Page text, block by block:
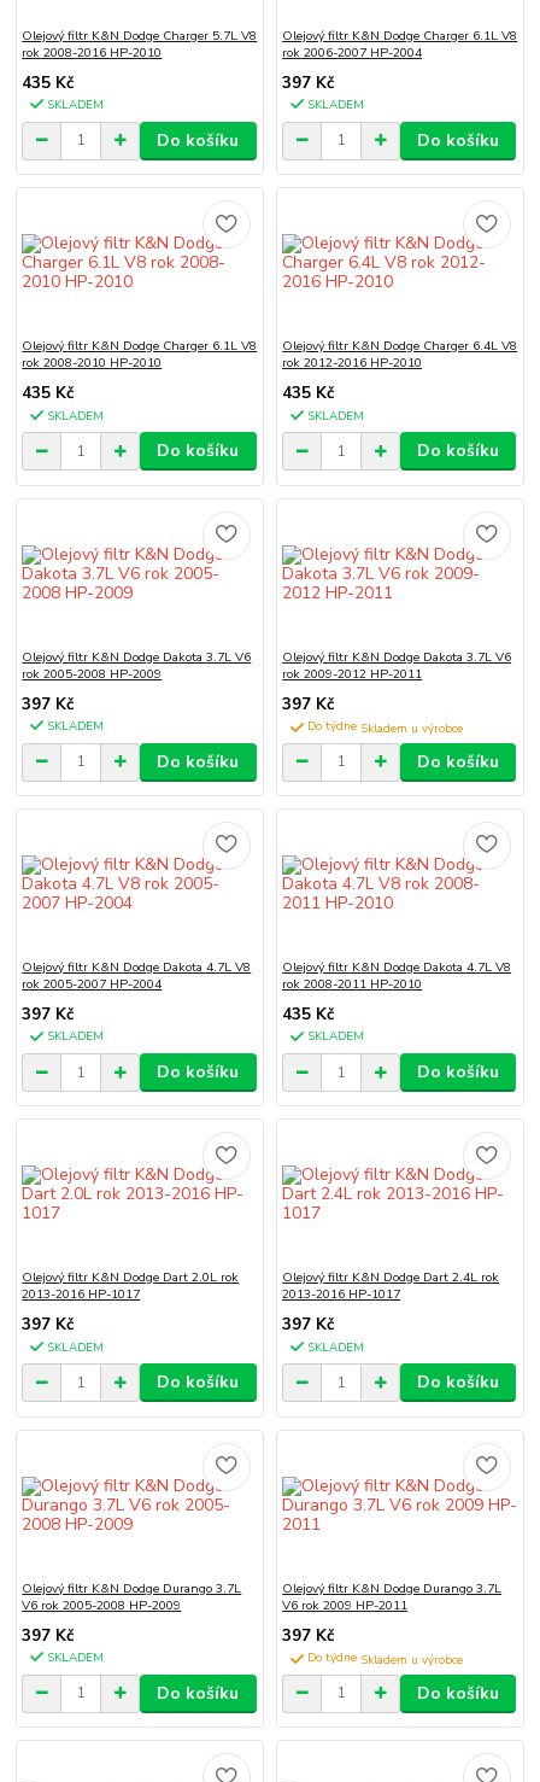
Olejový filtr K&N Dodge Charger 5.7L V8
rok 2008-2016 HP-2010
435 Kč
SKLADEM
Do košíku
Olejový filtr K&N Dodge Charger 6.1L V8
rok 2006-2007 HP-2004
397 Kč
SKLADEM
Do košíku
Olejový filtr K&N Dodge Charger 6.1L V8
rok 2008-2010 HP-2010
435 Kč
SKLADEM
Do košíku
Olejový filtr K&N Dodge Charger 6.4L V8
rok 2012-2016 HP-2010
435 Kč
SKLADEM
Do košíku
Olejový filtr K&N Dodge Dakota 3.7L V6
rok 2005-2008 HP-2009
397 Kč
SKLADEM
Do košíku
Olejový filtr K&N Dodge Dakota 3.7L V6
rok 2009-2012 HP-2011
397 Kč
Do týdne
Do košíku
Olejový filtr K&N Dodge Dakota 4.7L V8
rok 2005-2007 HP-2004
397 Kč
SKLADEM
Do košíku
Olejový filtr K&N Dodge Dakota 4.7L V8
rok 2008-2011 HP-2010
435 Kč
SKLADEM
Do košíku
Olejový filtr K&N Dodge Dart 2.0L rok
2013-2016 HP-1017
397 Kč
SKLADEM
Do košíku
Olejový filtr K&N Dodge Dart 2.4L rok
2013-2016 HP-1017
397 Kč
SKLADEM
Do košíku
Olejový filtr K&N Dodge Durango 3.7L
V6 rok 2005-2008 HP-2009
397 Kč
SKLADEM
Do košíku
Olejový filtr K&N Dodge Durango 3.7L
V6 rok 2009 HP-2011
397 Kč
Do týdne
Do košíku